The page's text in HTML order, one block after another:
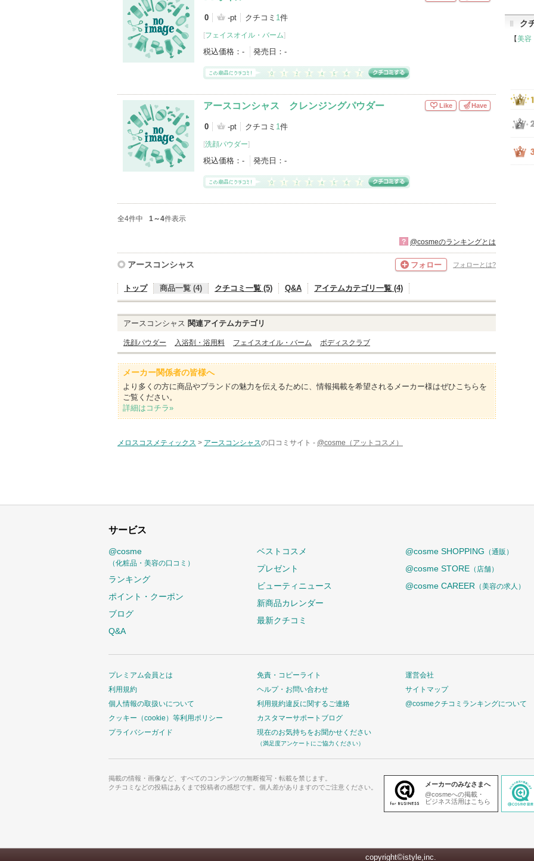
0 -pt クチコミ 1件
[フェイスオイル・バーム]
税込価格： - 発売日： -
アースコンシャス クレンジングパウダー
0 -pt クチコミ 1件
[洗顔パウダー]
税込価格： - 発売日： -
Like Have
全4件中 1～4件表示
? @cosmeのランキングとは
アースコンシャス フォロー フォローとは?
トップ 商品一覧 (4) クチコミ一覧 (5) Q&A アイテムカテゴリ一覧 (4)
アースコンシャス 関連アイテムカテゴリ
洗顔パウダー 入浴剤・浴用料 フェイスオイル・バーム ボディスクラブ
メーカー関係者の皆様へ
より多くの方に商品やブランドの魅力を伝えるために、情報掲載を希望されるメーカー様はぜひこちらを
ご覧ください。
詳細はコチラ»
メロスコスメティックス > アースコンシャスの口コミサイト - @cosme（アットコスメ）
ク
【美容
サービス
@cosme
（化粧品・美容の口コミ）
ランキング
ポイント・クーポン
ブログ
Q&A
ベストコスメ
プレゼント
ビューティニュース
新商品カレンダー
最新クチコミ
@cosme SHOPPING （通販）
@cosme STORE （店舗）
@cosme CAREER （美容の求人）
プレミアム会員とは
利用規約
個人情報の取扱いについて
クッキー（cookie）等利用ポリシー
プライバシーガイド
免責・コピーライト
ヘルプ・お問い合わせ
利用規約違反に関するご連絡
カスタマーサポートブログ
現在のお気持ちをお聞かせください
（満足度アンケートにご協力ください）
運営会社
サイトマップ
@cosmeクチコミランキングについて
掲載の情報・画像など、すべてのコンテンツの無断複写・転載を禁じます。
クチコミなどの投稿はあくまで投稿者の感想です。個人差がありますのでご注意ください。
メーカーのみなさまへ
@cosmeへの掲載・
ビジネス活用はこちら
copyright©istyle,inc.